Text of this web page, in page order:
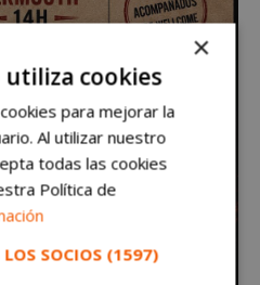
×
utiliza cookies
para mejorar la
Al utilizar nuestro
todas las cookies
Política de
SOCIOS (1597)